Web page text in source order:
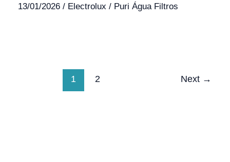
13/01/2026 / Electrolux / Puri Água Filtros
1 2 Next →